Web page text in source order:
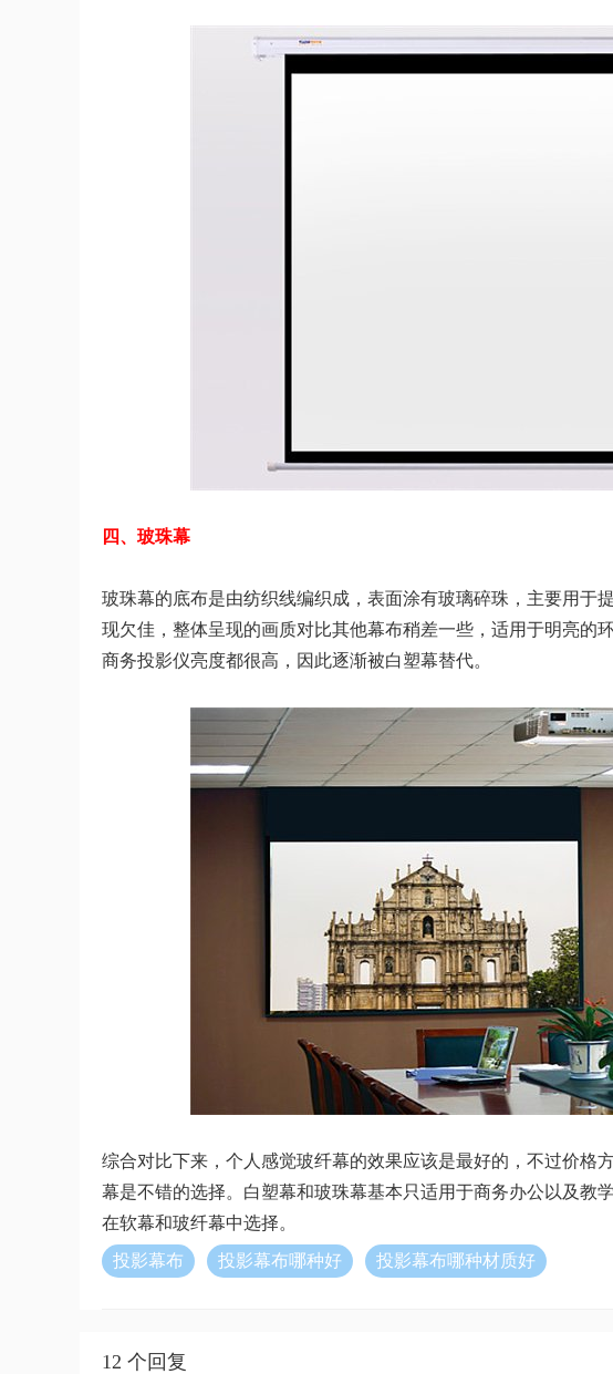
四、玻珠幕
玻珠幕的底布是由纺织线编织成，表面涂有玻璃碎珠，主要用于
现欠佳，整体呈现的画质对比其他幕布稍差一些，适用于明亮的
商务投影仪亮度都很高，因此逐渐被白塑幕替代。
综合对比下来，个人感觉玻纤幕的效果应该是最好的，不过价格
幕是不错的选择。白塑幕和玻珠幕基本只适用于商务办公以及教
在软幕和玻纤幕中选择。
投影幕布
投影幕布哪种好 投影幕布哪种材质好
12 个回复